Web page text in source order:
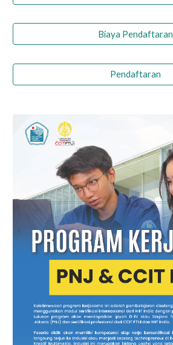
Biaya Pendaftaran
Pendaftaran